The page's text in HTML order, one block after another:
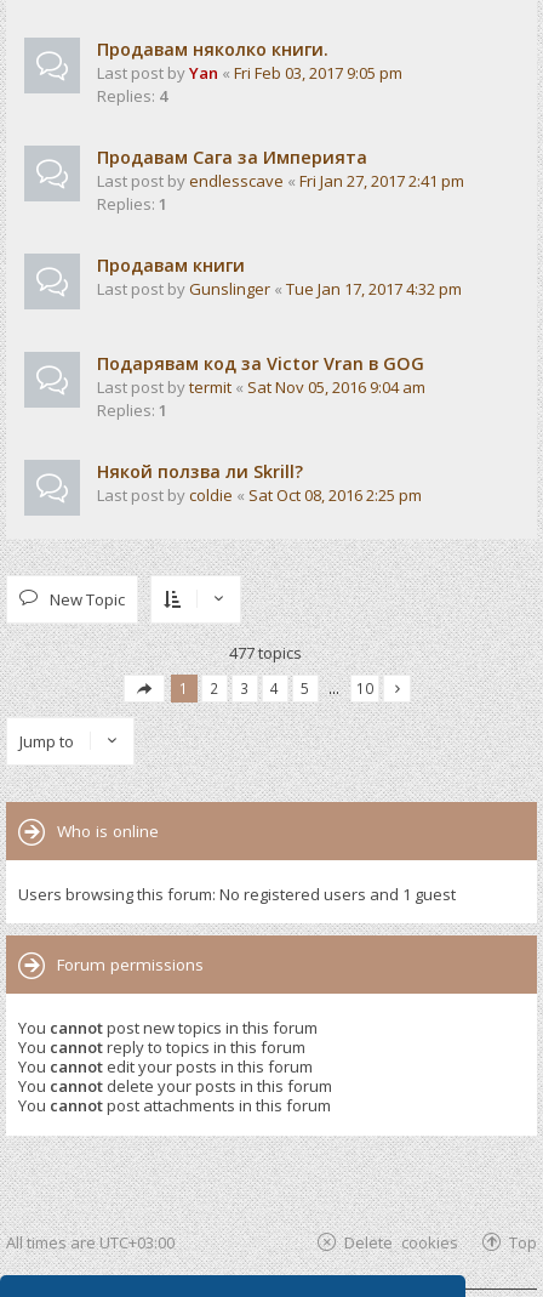
Продавам няколко книги.
Last post byYan « Fri Feb 03, 2017 9:05 pm
Replies: 4
Продавам Сага за Империята
Last post byendlesscave « Fri Jan 27, 2017 2:41 pm
Replies: 1
Продавам книги
Last post byGunslinger « Tue Jan 17, 2017 4:32 pm
Подарявам код за Victor Vran в GOG
Last post bytermit « Sat Nov 05, 2016 9:04 am
Replies: 1
Някой ползва ли Skrill?
Last post bycoldie « Sat Oct 08, 2016 2:25 pm
New Topic
477 topics
1 2 3 4 5 … 10
Jump to
Who is online
Users browsing this forum: No registered users and 1 guest
Forum permissions
You cannotpost new topics in this forum
You cannotreply to topics in this forum
You cannot edit your posts in this forum
You cannot delete your posts in this forum
You cannotpost attachments in this forum
All times areUTC+03:00 Top
Delete cookies